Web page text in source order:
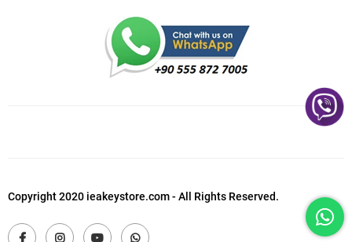
Copyright 2020 ieakeystore.com - All Rights Reserved.